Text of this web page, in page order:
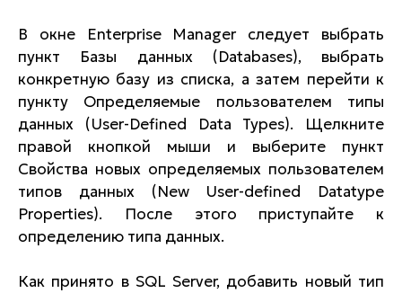
В окне Enterprise Manager следует выбрать
пункт Базы данных (Databases), выбрать
конкретную базу из списка, а затем перейти к
пункту Определяемые пользователем типы
данных (User-Defined Data Types). Щелкните
правой кнопкой мыши и выберите пункт
Свойства новых определяемых пользователем
типов данных (New User-defined Datatype
Properties). После этого приступайте к
определению типа данных.
Как принято в SQL Server, добавить новый тип